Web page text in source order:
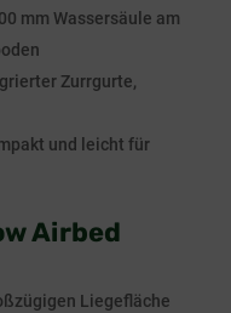
mm Wassersäule am
Zurrgurte,
und leicht für
Airbed
Liegefläche